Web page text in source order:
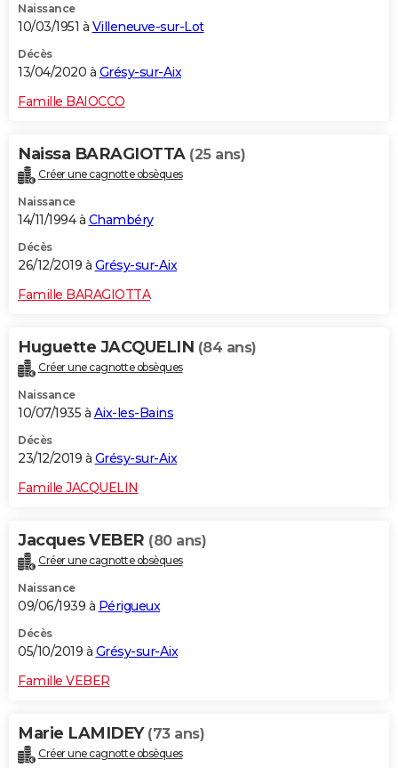
Naissance
10/03/1951 à Villeneuve-sur-Lot
Décès
13/04/2020 à Grésy-sur-Aix
Famille BAIOCCO
Naissa BARAGIOTTA (25 ans)
Créer une cagnotte obsèques
Naissance
14/11/1994 à Chambéry
Décès
26/12/2019 à Grésy-sur-Aix
Famille BARAGIOTTA
Huguette JACQUELIN (84 ans)
Créer une cagnotte obsèques
Naissance
10/07/1935 à Aix-les-Bains
Décès
23/12/2019 à Grésy-sur-Aix
Famille JACQUELIN
Jacques VEBER (80 ans)
Créer une cagnotte obsèques
Naissance
09/06/1939 à Périgueux
Décès
05/10/2019 à Grésy-sur-Aix
Famille VEBER
Marie LAMIDEY (73 ans)
Créer une cagnotte obsèques